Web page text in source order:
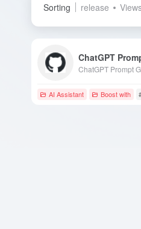
Sorting release
ChatGPT
AI Assistant Boost with